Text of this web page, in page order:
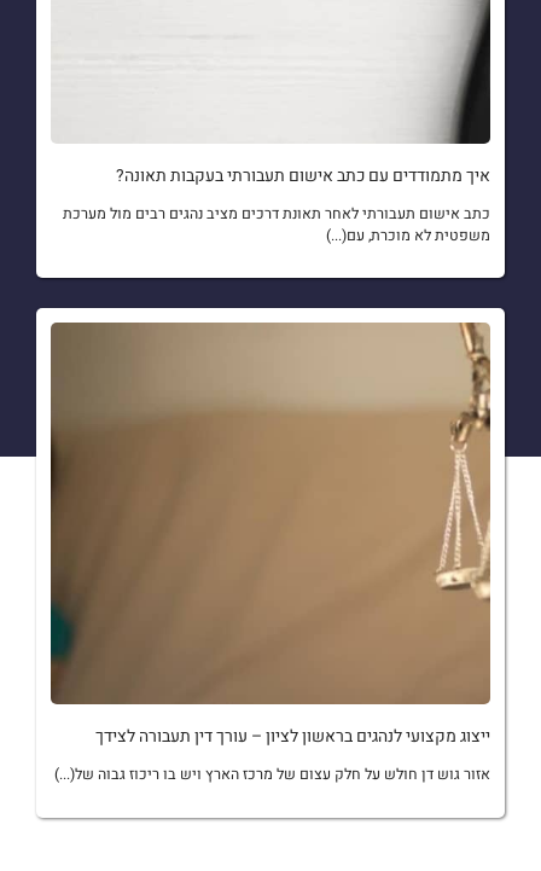
איך מתמודדים עם כתב אישום תעבורתי בעקבות תאונה?
כתב אישום תעבורתי לאחר תאונת דרכים מציב נהגים רבים מול מערכת
משפטית לא מוכרת, עם(...)
ייצוג מקצועי לנהגים בראשון לציון – עורך דין תעבורה לצידך
אזור גוש דן חולש על חלק עצום של מרכז הארץ ויש בו ריכוז גבוה של(...)